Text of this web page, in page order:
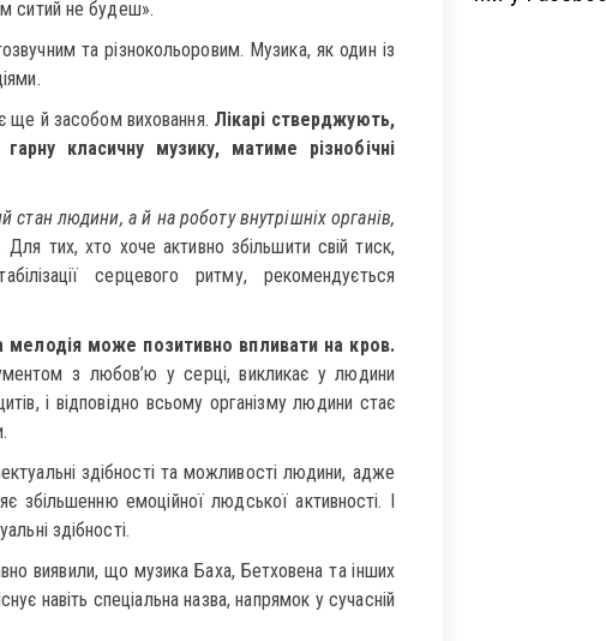
ситий не будеш».
та різнокольоровим. Музика, як один із
ще й засобом виховання. Лікарі стверджують,
класичну музику, матиме різнобічні
людини, а й на роботу внутрішніх органів,
Для тих, хто хоче активно збільшити свій тиск,
серцевого ритму, рекомендується
може позитивно впливати на кров.
з любов’ю у серці, викликає у людини
і відповідно всьому організму людини стає
здібності та можливості людини, адже
збільшенню емоційної людської активності. І
здібності.
виявили, що музика Баха, Бетховена та інших
навіть спеціальна назва, напрямок у сучасній